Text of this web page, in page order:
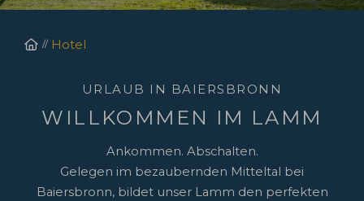
Startseite
Hotel
URLAUB IN BAIERSBRONN
WILLKOMMEN IM LAMM
Ankommen. Abschalten.
Gelegen im bezaubernden Mitteltal bei
Baiersbronn, bildet unser Lamm den perfekten